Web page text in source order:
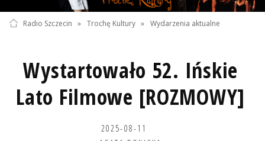
Radio Szczecin » Trochę Kultury » Wydarzenia aktualne
Wystartowało 52. Ińskie
Lato Filmowe [ROZMOWY]
2025-08-11